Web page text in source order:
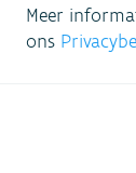
voor de
herkennen
Meer
ons